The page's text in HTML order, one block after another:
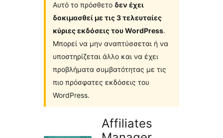
Αυτό το πρόσθετο δεν έχει
δοκιμασθεί με τις 3 τελευταίες
κύριες εκδόσεις του WordPress.
Μπορεί να μην αναπτύσσεται ή να
υποστηρίζεται άλλο και να έχει
προβλήματα συμβατότητας με τις
πιο πρόσφατες εκδόσεις του
WordPress.
Affiliates